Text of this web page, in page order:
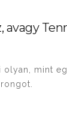
avagy
olyan, mint